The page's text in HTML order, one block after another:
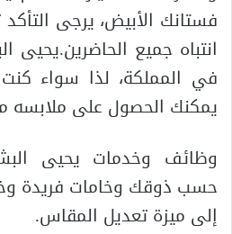
فستانك الأبيض، يرجى
انتباه جميع الحاضرين.يحيى
في المملكة، لذا سواء
يمكنك الحصول على ملابسه
وظائف وخدمات يحيى
حسب ذوقك وخامات فريدة
إلى ميزة تعديل المقاس.